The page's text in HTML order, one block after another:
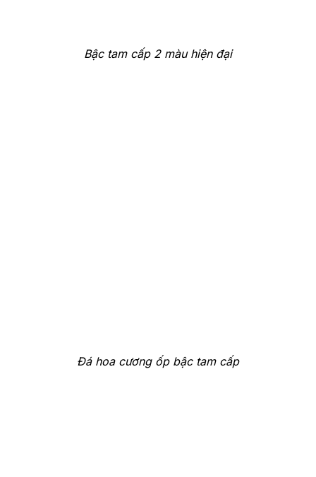
Bậc tam cấp 2 màu hiện đại
Đá hoa cương ốp bậc tam cấp